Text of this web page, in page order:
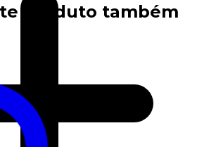
produto também